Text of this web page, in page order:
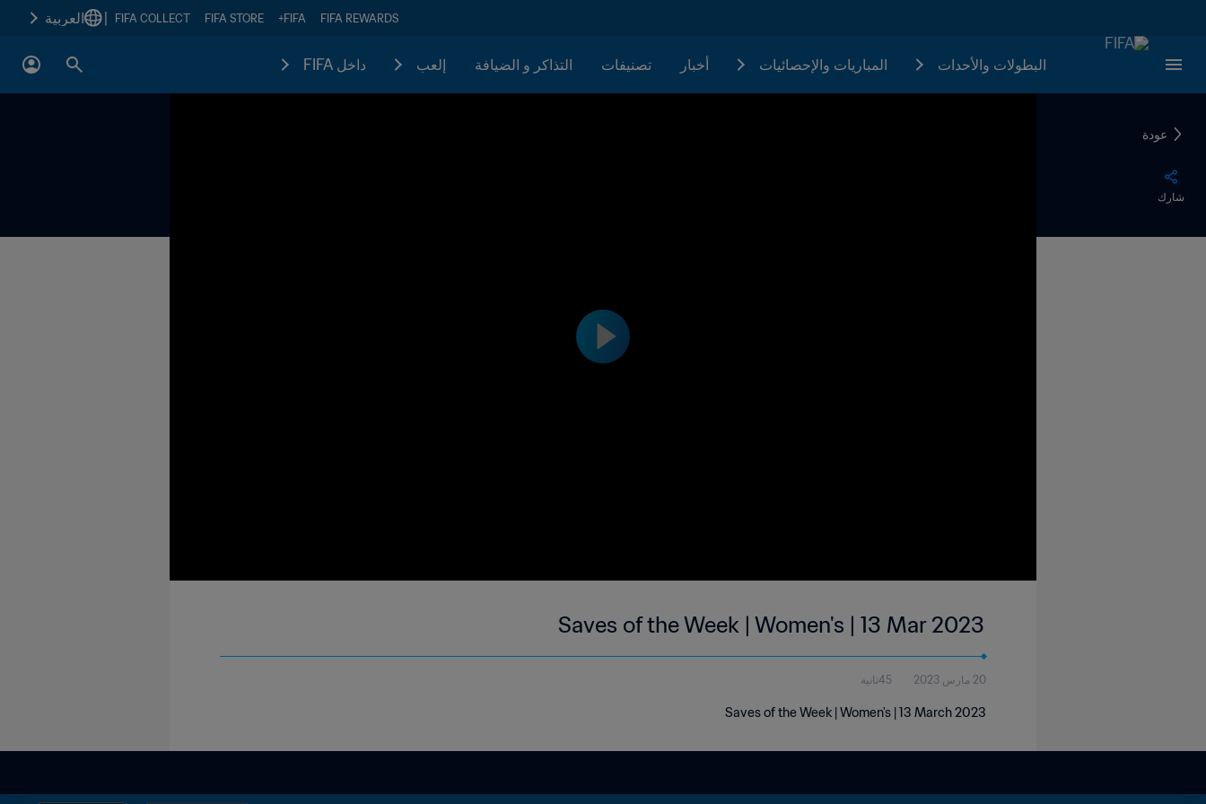
FIFA REWARDS
FIFA+
FIFA STORE
FIFA COLLECT العربية
البطولات والأحدات المباريات والإحصائيات أخبار تصنيفات التذاكر و الضيافة إلعب داخل FIFA
عودة
شارك
Saves of the Week | Women's | 13 Mar 2023
20 مارس 2023 45ثانية
Saves of the Week | Women's | 13 March 2023